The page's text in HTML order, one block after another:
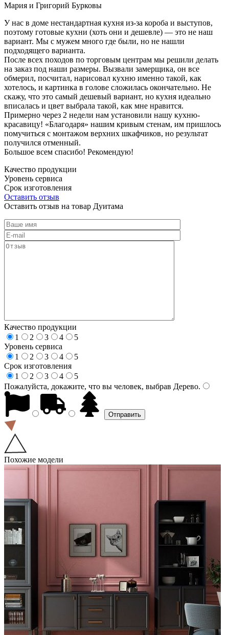
Мария и Григорий Бурковы
У нас в доме нестандартная кухня из-за короба и выступов,
поэтому готовые кухни (хоть они и дешевле) — это не наш
вариант. Мы с мужем много где были, но не нашли
подходящего варианта.
После всех походов по торговым центрам мы решили делать
на заказ под наши размеры. Вызвали замерщика, он все
обмерил, посчитал, нарисовал кухню именно такой, как
хотелось, и картинка в голове сложилась окончательно. Не
скажу, что это самый дешевый вариант, но кухня идеально
вписалась и цвет выбрала такой, как мне нравится.
Примерно через 2 недели нам установили нашу кухню-
красавицу! «Благодаря» нашим кривым стенам, им пришлось
помучиться с монтажом верхних шкафчиков, но результат
получился отменный.
Большое всем спасибо! Рекомендую!
Качество продукции
Уровень сервиса
Срок изготовления
Оставить отзыв
Оставить отзыв на товар Дуитама
Качество продукции
1
2 3 4
5
Уровень сервиса
1
2 3 4
5
Срок изготовления
1
2 3 4
5
Пожалуйста, докажите, что вы человек, выбрав Дерево.
Похожие модели